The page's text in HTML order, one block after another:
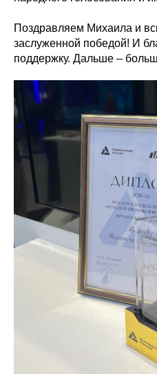
Поздравляем Михаила и
заслуженной победой! И
поддержку. Дальше –